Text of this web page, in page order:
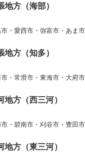
地方（海部）
市・愛西市・弥富市・あま
地方（知多）
市・常滑市・東海市・大府
地方（西三河）
市・碧南市・刈谷市・豊田
地方（東三河）